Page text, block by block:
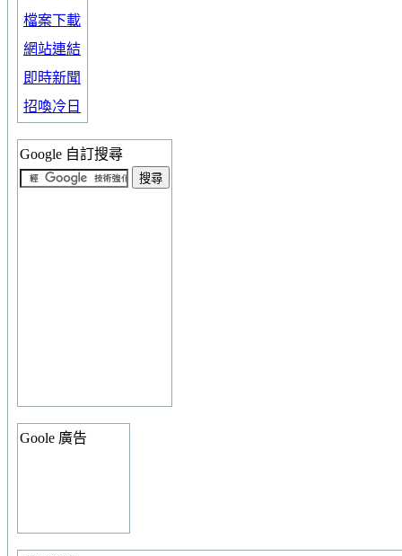
檔案下載
網站連結
即時新聞
招喚冷日
Google 自訂搜尋
Goole 廣告